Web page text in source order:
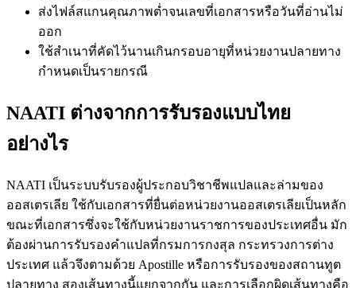
ส่งไฟล์สแกนคุณภาพต่ำจนเลขที่เอกสารหรือวันที่อ่านไม่
ออก
ใช้สำเนาที่คัดไว้นานเกินกรอบอายุที่หน่วยงานปลายทาง
กำหนดเป็นรายกรณี
NAATI ต่างจากการรับรองแบบไทย
อย่างไร
NAATI เป็นระบบรับรองผู้ประกอบวิชาชีพแปลและล่ามของ
ออสเตรเลีย ใช้กับเอกสารที่ยื่นต่อหน่วยงานออสเตรเลียเป็นหลัก
ขณะที่เอกสารซึ่งจะใช้กับหน่วยงานราชการของประเทศอื่น มัก
ต้องผ่านการรับรองคำแปลที่กรมการกงสุล กระทรวงการต่าง
ประเทศ แล้วจึงตามด้วย Apostille หรือการรับรองของสถานทูต
ปลายทาง สองเส้นทางนี้แยกจากกัน และการเลือกผิดเส้นทางคือ